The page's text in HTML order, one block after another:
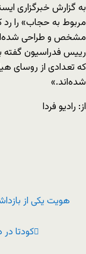
به گزارش خبرگزاری
مربوط به حجاب» را
مشخص و طراحی شده‌ای
رییس فدراسیون گفته
که تعدادی از روسای
شده‌اند.»
از: رادیو فردا
هویت یکی از
كودتا در